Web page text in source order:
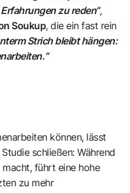
zu reden“,
Soukup, die ein fast rein
Strich bleibt hängen:
können, lässt
schließen: Während
führt eine hohe
zu mehr